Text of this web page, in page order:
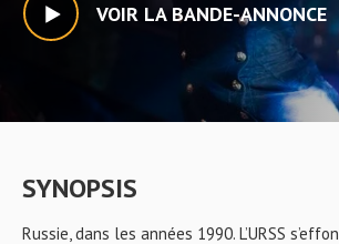
VOIR LA BANDE-ANNONCE
SYNOPSIS
Russie, dans les années 1990. L’URSS